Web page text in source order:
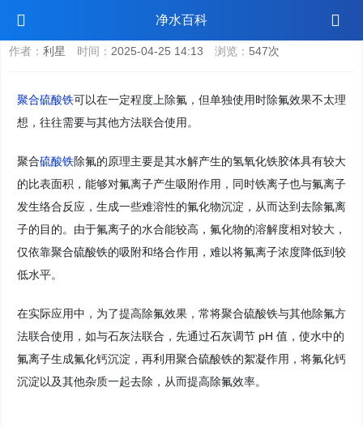
净水百科
聚合硫酸铁能除氟吗
作者： 利星 时间： 2025-04-25 14:13 浏览： 547次
聚合硫酸铁可以在一定程度上除氟，但单独使用时除氟效果不太理
想，往往需要与其他方法联合使用。
聚合硫酸铁除氟的原理主要是其水解产生的氢氧化铁胶体具有较大
的比表面积，能够对氟离子产生吸附作用，同时铁离子也与氟离子
发生络合反应，生成一些难溶性的氟化物沉淀，从而达到去除氟离
子的目的。由于氟离子的水合能较高，氟化物的溶解度相对较大，
仅依靠聚合硫酸铁的吸附和络合作用，难以将氟离子浓度降低到较
低水平。
在实际应用中，为了提高除氟效果，常将聚合硫酸铁与其他除氟方
法联合使用，如与石灰法联合，先通过石灰调节 pH 值，使水中的
氟离子生成氟化钙沉淀，再利用聚合硫酸铁的絮凝作用，将氟化钙
沉淀以及其他杂质一起去除，从而提高除氟效率。